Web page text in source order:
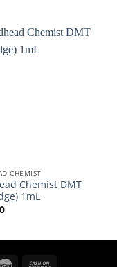
CHEMIST
Chemist DMT
1mL